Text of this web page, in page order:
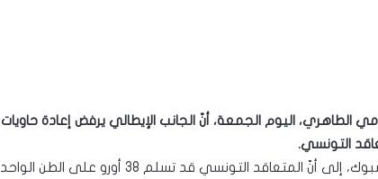
الطاهري، اليوم الجمعة، أنّ الجانب الإيطالي يرفض إعادة حاويات
التونسي.
وأشار الطاهري، في تدوينة على صفحته بالفيسبوك، إلى أنّ المتعاقد التونسي قد تسلم 38 أورو على الطن الواحد